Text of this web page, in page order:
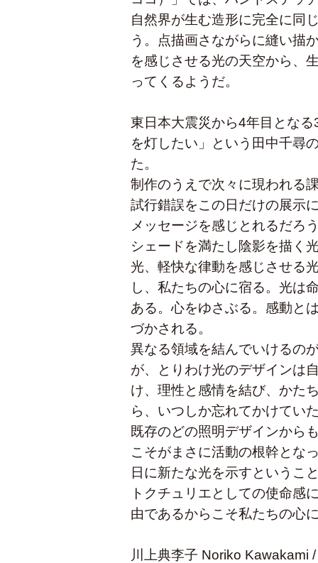
自然界が生む造形に完全に同
う。点描画さながらに縫い描
を感じさせる光の天空から、
ってくるようだ。
東日本大震災から4年目とな
を灯したい」という田中千尋
た。
制作のうえで次々に現われる
試行錯誤をこの日だけの展示
メッセージを感じとれるだろ
シェードを満たし陰影を描く
光、軽快な律動を感じさせる
し、私たちの心に宿る。光は
ある。心をゆさぶる。感動と
づかされる。
異なる領域を結んでいけるの
が、とりわけ光のデザインは
け、理性と感情を結び、かた
ら、いつしか忘れてかけてい
既存のどの照明デザインから
こそがまさに活動の根幹とな
日に新たな光を示すというこ
トクチュリエとしての使命感
由であるからこそ私たちの心
川上典李子 Noriko Kawakami